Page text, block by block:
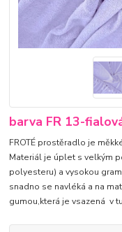
barva FR 13-
FROTÉ prostěradlo je
Materiál je úplet s velkým
polyesteru) a vysokou
snadno se navléká a na
gumou,která je vsazená v